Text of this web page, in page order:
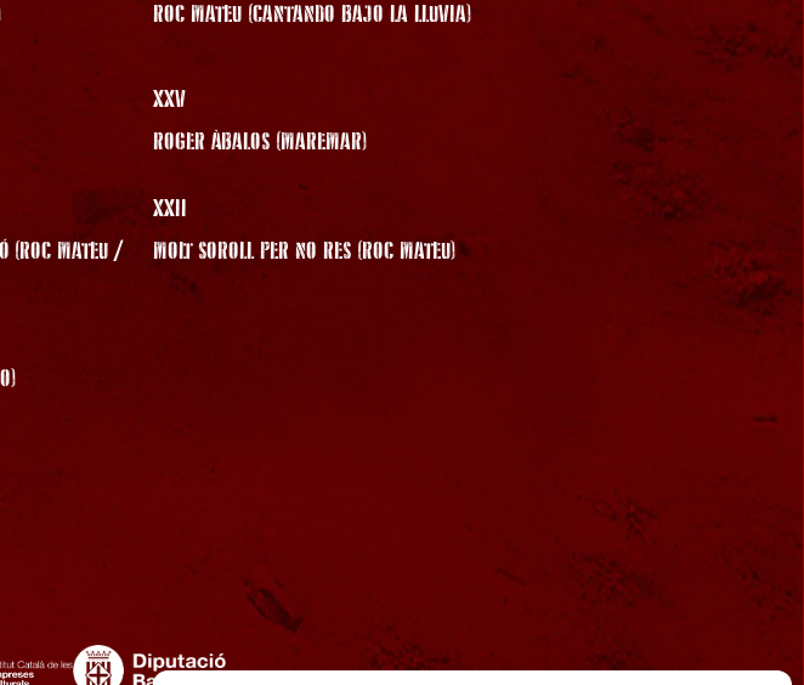
ROC MATEU (CANTANDO BAJO LA LLUVIA)
XXV
ROGER ÀBALOS (MAREMAR)
(ROC MATEU /
XXII
MOLT SOROLL PER NO RES (ROC MATEU)